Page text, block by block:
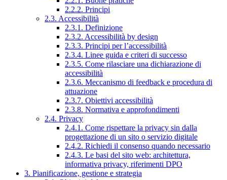
2.2.2. Principi
2.3. Accessibilità
2.3.1. Definizione
2.3.2. Accessibilità by design
2.3.3. Principi per l’accessibilità
2.3.4. Linee guida e criteri di successo
2.3.5. Come rilasciare una dichiarazione di
accessibilità
2.3.6. Meccanismo di feedback e procedura di
attuazione
2.3.7. Obiettivi accessibilità
2.3.8. Normativa e approfondimenti
2.4. Privacy
2.4.1. Come rispettare la privacy sin dalla
progettazione di un sito o servizio digitale
2.4.2. Richiedi il consenso quando necessario
2.4.3. Le basi del sito web: architettura,
informativa privacy, riferimenti DPO
3. Pianificazione, gestione e strategia